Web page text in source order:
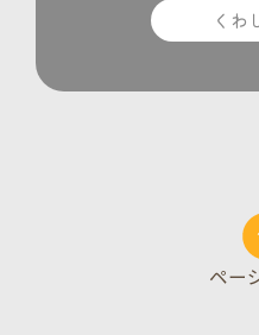
くわ
ペー